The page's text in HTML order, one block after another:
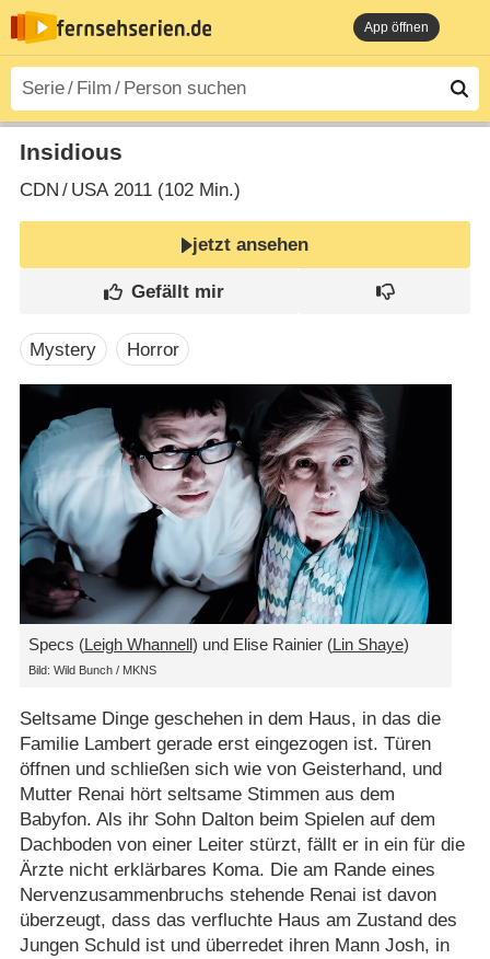
App öffnen
Insidious
CDN / USA2011 (102 Min.)
jetzt ansehen
Mystery Horror
Specs (Leigh Whannell) und Elise Rainier (Lin Shaye)
Bild: Wild Bunch /​ MKNS
Seltsame Dinge geschehen in dem Haus, in das die
Familie Lambert gerade erst eingezogen ist. Türen
öffnen und schließen sich wie von Geisterhand, und
Mutter Renai hört seltsame Stimmen aus dem
Babyfon. Als ihr Sohn Dalton beim Spielen auf dem
Dachboden von einer Leiter stürzt, fällt er in ein für die
Ärzte nicht erklärbares Koma. Die am Rande eines
Nervenzusammenbruchs stehende Renai ist davon
überzeugt, dass das verfluchte Haus am Zustand des
Jungen Schuld ist und überredet ihren Mann Josh, in